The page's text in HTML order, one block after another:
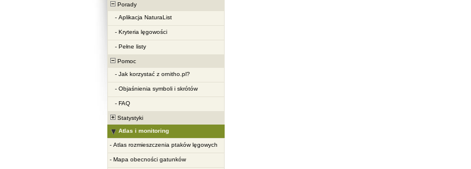
Porady
- Aplikacja NaturaList
- Kryteria lęgowości
- Pełne listy
Pomoc
- Jak korzystać z ornitho.pl?
- Objaśnienia symboli i skrótów
- FAQ
Statystyki
Atlas i monitoring
- Atlas rozmieszczenia ptaków lęgowych
- Mapa obecności gatunków